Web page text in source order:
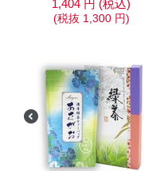
1,404 円 (税込)
(税抜 1,300 円)